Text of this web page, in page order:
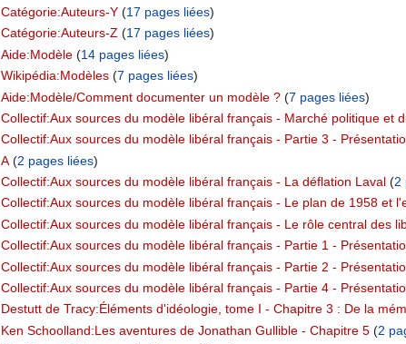
Catégorie:Auteurs-Y‏‎ (17 pages liées)
Catégorie:Auteurs-Z‏‎ (17 pages liées)
Aide:Modèle‏‎ (14 pages liées)
Wikipédia:Modèles‏‎ (7 pages liées)
Aide:Modèle/Comment documenter un modèle ?‏‎ (7 pages liées)
Collectif:Aux sources du modèle libéral français - Marché politique
Collectif:Aux sources du modèle libéral français - Partie 3 -
A‏‎ (2 pages liées)
Collectif:Aux sources du modèle libéral français - La déflation Laval‏‎ (2
Collectif:Aux sources du modèle libéral français - Le plan de 1958 et
Collectif:Aux sources du modèle libéral français - Le rôle central des
Collectif:Aux sources du modèle libéral français - Partie 1 -
Collectif:Aux sources du modèle libéral français - Partie 2 -
Collectif:Aux sources du modèle libéral français - Partie 4 -
Destutt de Tracy:Éléments d'idéologie, tome I - Chapitre 3 : De la
Ken Schoolland:Les aventures de Jonathan Gullible - Chapitre 5‏‎ (2